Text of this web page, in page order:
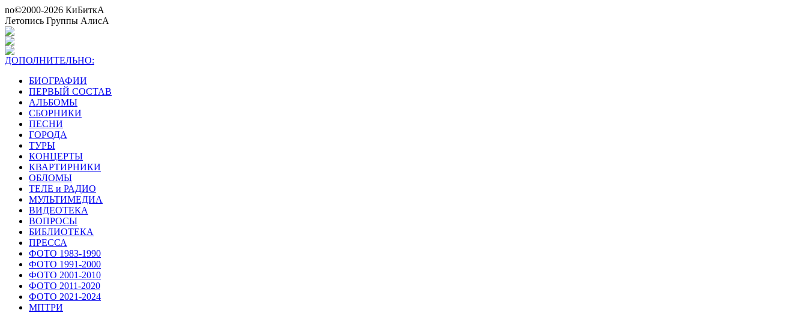
no©2000-2026 КиБиткА
Летопись Группы АлисА
ДОПОЛНИТЕЛЬНО:
БИОГРАФИИ
ПЕРВЫЙ СОСТАВ
АЛЬБОМЫ
СБОРНИКИ
ПЕСНИ
ГОРОДА
ТУРЫ
КОНЦЕРТЫ
КВАРТИРНИКИ
ОБЛОМЫ
ТЕЛЕ и РАДИО
МУЛЬТИМЕДИА
ВИДЕОТЕКА
ВОПРОСЫ
БИБЛИОТЕКА
ПРЕССА
ФОТО 1983-1990
ФОТО 1991-2000
ФОТО 2001-2010
ФОТО 2011-2020
ФОТО 2021-2024
МПТРИ